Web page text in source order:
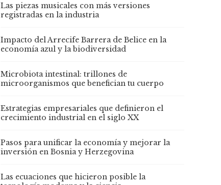
Las piezas musicales con más versiones
registradas en la industria
Impacto del Arrecife Barrera de Belice en la
economía azul y la biodiversidad
Microbiota intestinal: trillones de
microorganismos que benefician tu cuerpo
Estrategias empresariales que definieron el
crecimiento industrial en el siglo XX
Pasos para unificar la economía y mejorar la
inversión en Bosnia y Herzegovina
Las ecuaciones que hicieron posible la